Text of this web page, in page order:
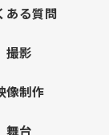
ある質問
撮影
像制作
舞台